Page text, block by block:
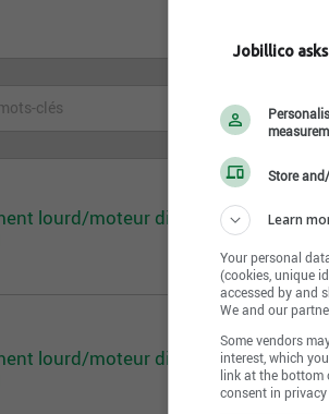
lourd/moteur diesel
lourd/moteur diesel
Jobillico
Store
Learn
Your personal
(cookies, unique
accessed by and
We and our
Some vendors
interest, which
link at the bottom
consent in